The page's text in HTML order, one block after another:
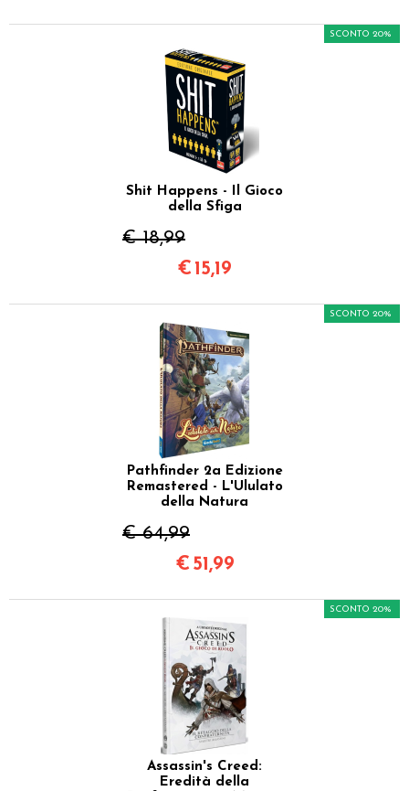
Shit Happens - Il Gioco
della Sfiga
€ 18,99
SCONTO 20%
€ 15,19
Pathfinder 2a Edizione
Remastered - L'Ululato
della Natura
€ 64,99
SCONTO 20%
€ 51,99
Assassin's Creed:
Eredità della
SCONTO 20%